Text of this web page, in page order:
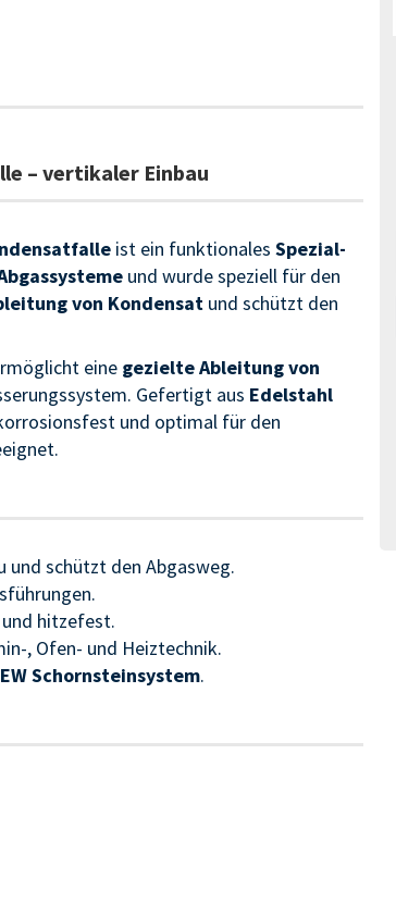
– vertikaler Einbau
ist ein funktionales Spezial-
und wurde speziell für den
von Kondensatund schützt den
eine gezielte Ableitung von
Gefertigt aus Edelstahl
und optimal für den
und schützt den Abgasweg.
hitzefest.
, Ofen- und Heiztechnik.
EW Schornsteinsystem.